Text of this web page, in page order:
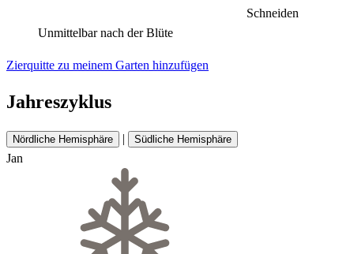
Schneiden
Unmittelbar nach der Blüte
Zierquitte zu meinem Garten hinzufügen
Jahreszyklus
Nördliche Hemisphäre | Südliche Hemisphäre
Jan